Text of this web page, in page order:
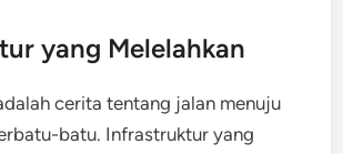
yang Melelahkan
cerita tentang jalan menuju
batu. Infrastruktur yang